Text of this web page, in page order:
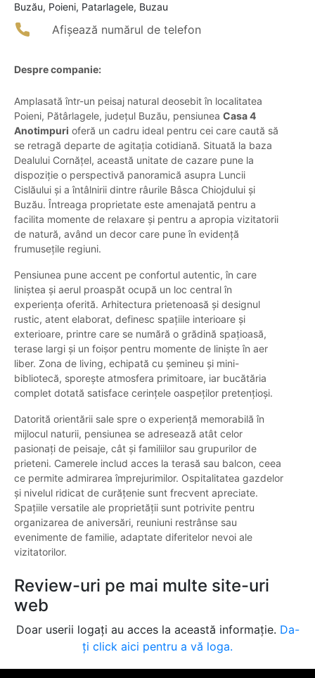
Buzău, Poieni, Patarlagele, Buzau
Afișează numărul de telefon
Despre companie:
Amplasată într-un peisaj natural deosebit în localitatea
Poieni, Pătârlagele, județul Buzău, pensiunea Casa 4
Anotimpuri oferă un cadru ideal pentru cei care caută să
se retragă departe de agitația cotidiană. Situată la baza
Dealului Cornățel, această unitate de cazare pune la
dispoziție o perspectivă panoramică asupra Luncii
Cislăului și a întâlnirii dintre râurile Bâsca Chiojdului și
Buzău. Întreaga proprietate este amenajată pentru a
facilita momente de relaxare și pentru a apropia vizitatorii
de natură, având un decor care pune în evidență
frumusețile regiuni.
Pensiunea pune accent pe confortul autentic, în care
liniștea și aerul proaspăt ocupă un loc central în
experiența oferită. Arhitectura prietenoasă și designul
rustic, atent elaborat, definesc spațiile interioare și
exterioare, printre care se numără o grădină spațioasă,
terase largi și un foișor pentru momente de liniște în aer
liber. Zona de living, echipată cu șemineu și mini-
bibliotecă, sporește atmosfera primitoare, iar bucătăria
complet dotată satisface cerințele oaspeților pretențioși.
Datorită orientării sale spre o experiență memorabilă în
mijlocul naturii, pensiunea se adresează atât celor
pasionați de peisaje, cât și familiilor sau grupurilor de
prieteni. Camerele includ acces la terasă sau balcon, ceea
ce permite admirarea împrejurimilor. Ospitalitatea gazdelor
și nivelul ridicat de curățenie sunt frecvent apreciate.
Spațiile versatile ale proprietății sunt potrivite pentru
organizarea de aniversări, reuniuni restrânse sau
evenimente de familie, adaptate diferitelor nevoi ale
vizitatorilor.
Review-uri pe mai multe site-uri
web
Doar userii logați au acces la această informație. Da-
ți click aici pentru a vă loga.